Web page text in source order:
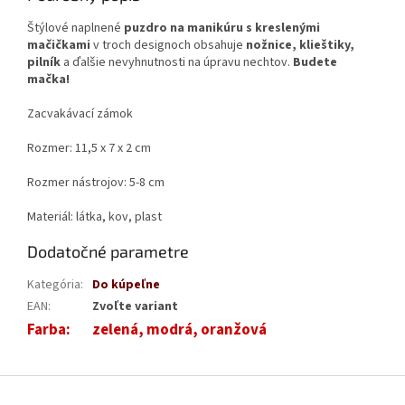
Štýlové naplnené puzdro na manikúru s kreslenými
mačičkami v troch designoch obsahuje nožnice, klieštiky,
pilník a ďalšie nevyhnutnosti na úpravu nechtov. Budete
mačka!
Zacvakávací zámok
Rozmer: 11,5 x 7 x 2 cm
Rozmer nástrojov: 5-8 cm
Materiál: látka, kov, plast
Dodatočné parametre
Kategória: Do kúpeľne
EAN: Zvoľte variant
Farba: zelená, modrá, oranžová